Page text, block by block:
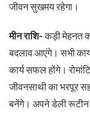
जीवन सुखमय रहेगा।
मीन राशि-कड़ी मेहनत
बदलाव आएंगे। सभी
कार्य सफल होंगे।
जीवनसाथी का भरपूर
बनेंगे। अपने डेली रूटीन